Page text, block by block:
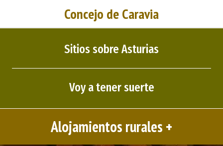
Concejo de Caravia
Sitios sobre Asturias
Voy a tener suerte
Alojamientos rurales +